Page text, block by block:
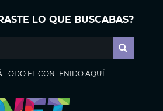
LO QUE BUSCABAS?
TODO EL CONTENIDO AQUÍ